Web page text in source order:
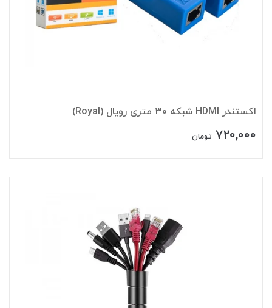
اکستندر HDMI شبکه 30 متری رویال (Royal)
720,000 تومان